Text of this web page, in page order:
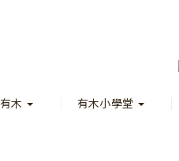
木 有木小學堂